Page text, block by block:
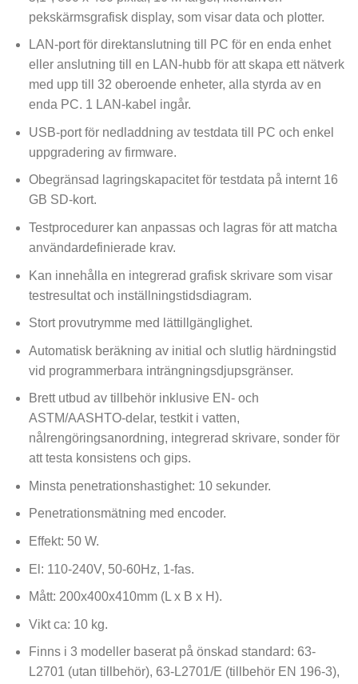
pekskärmsgrafisk display, som visar data och plotter.
LAN-port för direktanslutning till PC för en enda enhet
eller anslutning till en LAN-hubb för att skapa ett nätverk
med upp till 32 oberoende enheter, alla styrda av en
enda PC. 1 LAN-kabel ingår.
USB-port för nedladdning av testdata till PC och enkel
uppgradering av firmware.
Obegränsad lagringskapacitet för testdata på internt 16
GB SD-kort.
Testprocedurer kan anpassas och lagras för att matcha
användardefinierade krav.
Kan innehålla en integrerad grafisk skrivare som visar
testresultat och inställningstidsdiagram.
Stort provutrymme med lättillgänglighet.
Automatisk beräkning av initial och slutlig härdningstid
vid programmerbara inträngningsdjupsgränser.
Brett utbud av tillbehör inklusive EN- och
ASTM/AASHTO-delar, testkit i vatten,
nålrengöringsanordning, integrerad skrivare, sonder för
att testa konsistens och gips.
Minsta penetrationshastighet: 10 sekunder.
Penetrationsmätning med encoder.
Effekt: 50 W.
El: 110-240V, 50-60Hz, 1-fas.
Mått: 200x400x410mm (L x B x H).
Vikt ca: 10 kg.
Finns i 3 modeller baserat på önskad standard: 63-
L2701 (utan tillbehör), 63-L2701/E (tillbehör EN 196-3),